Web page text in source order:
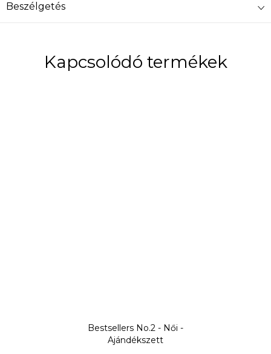
Beszélgetés
Kapcsolódó termékek
Bestsellers No.2 - Női -
Ajándékszett